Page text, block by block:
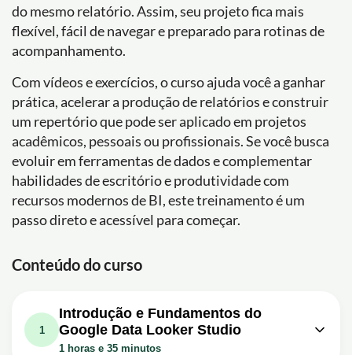
do mesmo relatório. Assim, seu projeto fica mais
flexível, fácil de navegar e preparado para rotinas de
acompanhamento.
Com vídeos e exercícios, o curso ajuda você a ganhar
prática, acelerar a produção de relatórios e construir
um repertório que pode ser aplicado em projetos
acadêmicos, pessoais ou profissionais. Se você busca
evoluir em ferramentas de dados e complementar
habilidades de escritório e produtividade com
recursos modernos de BI, este treinamento é um
passo direto e acessível para começar.
Conteúdo do curso
1
Introdução e Fundamentos do
Google Data Looker Studio
1 horas e 35 minutos